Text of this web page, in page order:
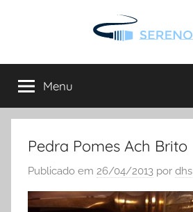
conteúdo
Sereno
onde
pode
encontrar
todo
informação
Menu
Pedra Pomes Ach Brito
Publicado em 26/04/2013 por dhs